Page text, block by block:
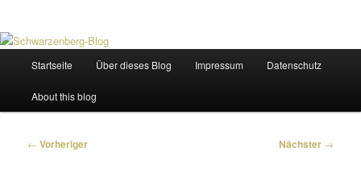
Startseite Über dieses Blog Impressum Datenschutz
About this blog
Beitragsnavigation
← Vorheriger Nächster →